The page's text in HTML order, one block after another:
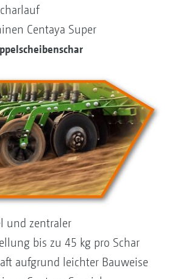
Centaya Super
und zentraler
bis zu 45 kg pro Schar
aufgrund leichter Bauweise